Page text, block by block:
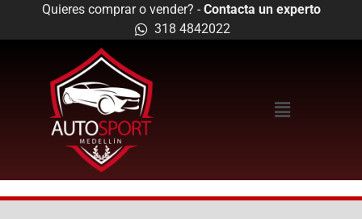
Quieres comprar o vender? - Contacta un experto
318 4842022